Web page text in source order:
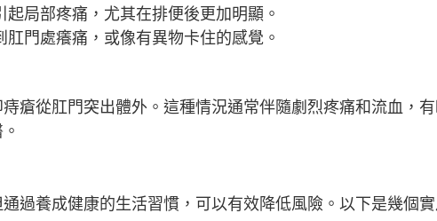
局部疼痛，尤其在排便後更加明顯。
門處癢痛，或像有異物卡住的感覺。
瘡從肛門突出體外。這種情況通常伴隨劇烈疼痛和流血，
過養成健康的生活習慣，可以有效降低風險。以下是幾個